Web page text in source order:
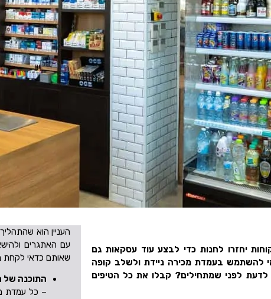
יחזרו לחנות כדי לבצע עוד עסקאות גם
להשתמש בעמדת מכירה ניידת ולשלב קופה
לפני שמתחילים? קבלו את כל הטיפים
העניין הוא
עם האתגרים
שאותם כדאי לקחת
התוכנה של
– כל עמדת